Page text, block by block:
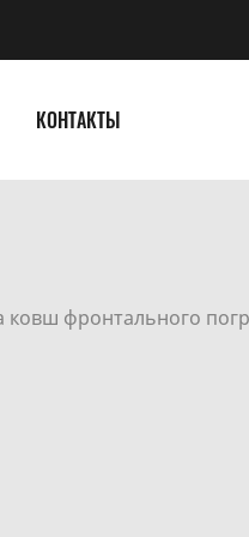
КОНТАКТЫ
ковш фронтального